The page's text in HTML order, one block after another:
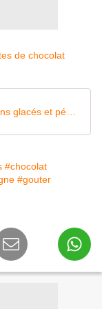
#chocolat
#gouter